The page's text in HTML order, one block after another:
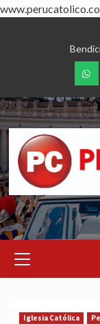
Menu
Iglesia Católica